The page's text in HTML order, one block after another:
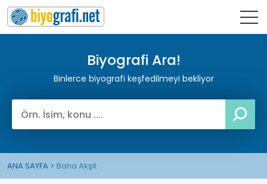
Biyografi Ara!
Binlerce biyografi keşfedilmeyi bekliyor
ANA SAYFA Baha Akşit